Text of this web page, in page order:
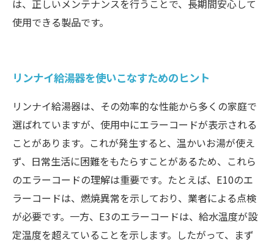
は、正しいメンテナンスを行うことで、長期間安心して
使用できる製品です。
リンナイ給湯器を使いこなすためのヒント
リンナイ給湯器は、その効率的な性能から多くの家庭で
選ばれていますが、使用中にエラーコードが表示される
ことがあります。これが発生すると、温かいお湯が使え
ず、日常生活に困難をもたらすことがあるため、これら
のエラーコードの理解は重要です。たとえば、E10のエ
ラーコードは、燃焼異常を示しており、業者による点検
が必要です。一方、E3のエラーコードは、給水温度が設
定温度を超えていることを示します。したがって、まず